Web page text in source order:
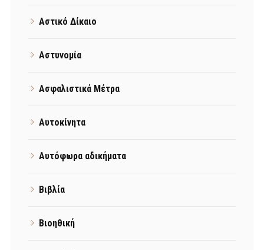
Αστικό Δίκαιο
Αστυνομία
Ασφαλιστικά Μέτρα
Αυτοκίνητα
Αυτόφωρα αδικήματα
Βιβλία
Βιοηθική